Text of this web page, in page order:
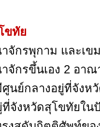
ขทัย
จักรพุกาม และเข
จักรขึ้นเอง 2 อา
นย์กลางอยู่ที่จังห
จังหวัดสุโขทัยใน